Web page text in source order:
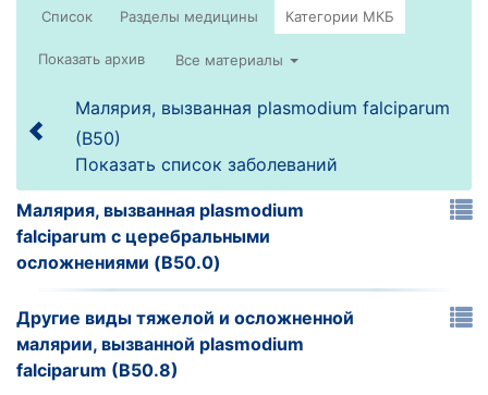
Список
Все материалы
Малярия, вызванная plasmodium falciparum
(B50)
Показать список заболеваний
Малярия, вызванная plasmodium
falciparum с церебральными
осложнениями (B50.0)
Другие виды тяжелой и осложненной
малярии, вызванной plasmodium
falciparum (B50.8)